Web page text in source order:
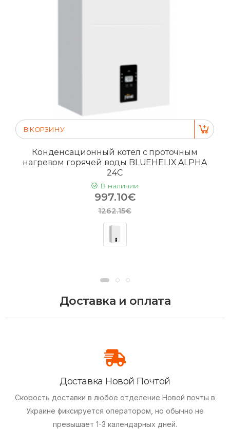
В КОРЗИНУ
Конденсационный котел с проточным
нагревом горячей воды BLUEHELIX ALPHA
24C
В наличии
997.10€
1262.15€
Доставка и оплата
Доставка Новой Почтой
Скорость доставки в любое отделение Новой почты в
Украине фиксируется оператором, но обычно не
превышает 1-3 календарных дней.